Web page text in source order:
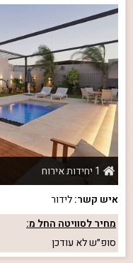
1 יחידות אירוח
איש קשר:לידור
מחיר לסוויטה החל מ:
סופ״שלא עודכן